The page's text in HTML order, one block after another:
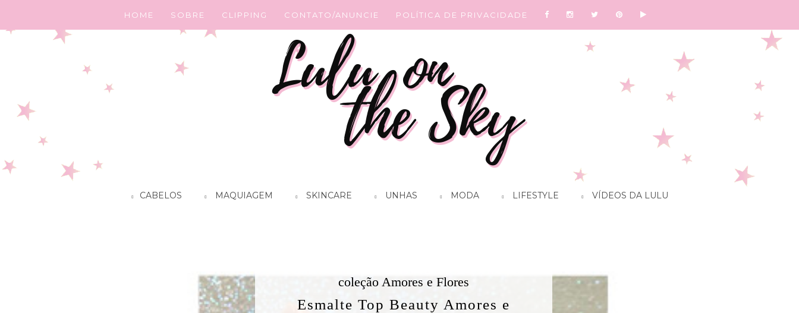
HOME SOBRE CLIPPING CONTATO/ANUNCIE POLÍTICA DE PRIVACIDADE
CABELOS MAQUIAGEM SKINCARE UNHAS MODA LIFESTYLE VÍDEOS DA LULU
coleção Amores e Flores
Esmalte Top Beauty Amores e